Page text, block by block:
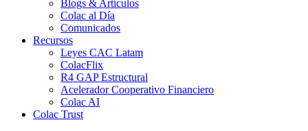
Blogs & Artículos
Colac al Día
Comunicados
Recursos
Leyes CAC Latam
ColacFlix
R4 GAP Estructural
Acelerador Cooperativo Financiero
Colac AI
Colac Trust